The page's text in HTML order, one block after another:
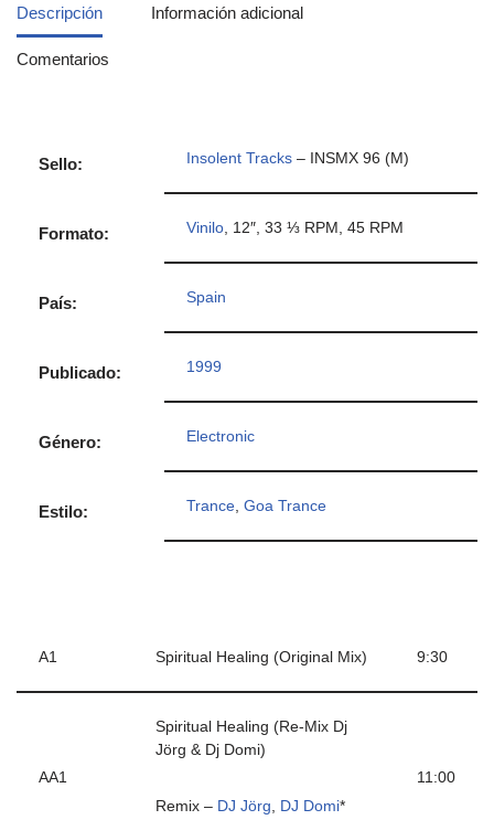
Descripción Información adicional
Comentarios
Sello: Insolent Tracks – INSMX 96 (M)
Formato: Vinilo, 12″, 33 ⅓ RPM, 45 RPM
País: Spain
Publicado: 1999
Género: Electronic
Estilo: Trance, Goa Trance
A1 Spiritual Healing (Original Mix) 9:30
AA1
Spiritual Healing (Re-Mix Dj
Jörg & Dj Domi)
Remix – DJ Jörg, DJ Domi*
11:00